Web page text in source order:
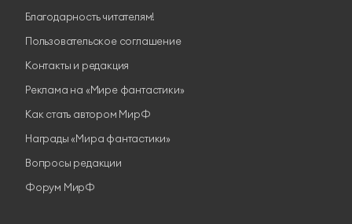
Благодарность читателям!
Пользовательское соглашение
Контакты и редакция
Реклама на «Мире фантастики»
Как стать автором МирФ
Награды «Мира фантастики»
Вопросы редакции
Форум МирФ